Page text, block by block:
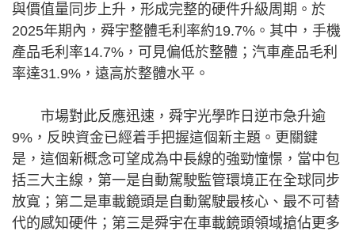
與價值量同步上升，形成完整的硬件升級周期。於
2025年期內，舜宇整體毛利率約19.7%。其中，手機
產品毛利率14.7%，可見偏低於整體；汽車產品毛利
率達31.9%，遠高於整體水平。
市場對此反應迅速，舜宇光學昨日逆市急升逾
9%，反映資金已經着手把握這個新主題。更關鍵
是，這個新概念可望成為中長線的強勁憧憬，當中包
括三大主線，第一是自動駕駛監管環境正在全球同步
放寬；第二是車載鏡頭是自動駕駛最核心、最不可替
代的感知硬件；第三是舜宇在車載鏡頭領域搶佔更多